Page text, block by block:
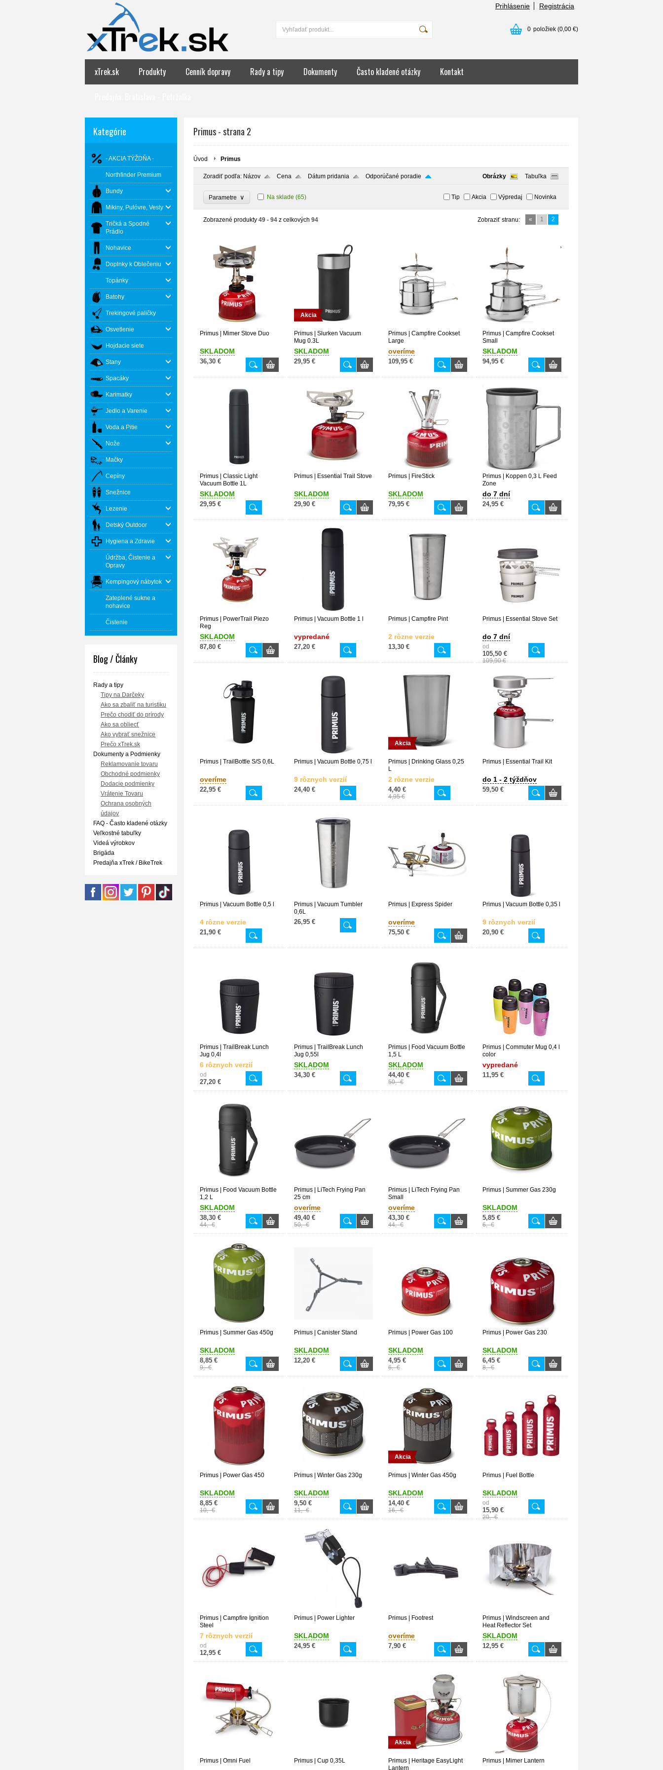
Prihlásenie Registrácia
0 položiek (0,00 €)
xTrek.sk Produkty Cenník dopravy Rady a tipy Dokumenty Často kladené otázky Kontakt
Kategórie
- AKCIA TÝŽDŇA -
Northfinder Premium
Bundy
Mikiny, Pulóvre, Vesty
Tričká a Spodné
Prádlo
Nohavice
Doplnky k Oblečeniu
Topánky
Batohy
Trekingové paličky
Osvetlenie
Hojdacie siete
Stany
Spacáky
Karimatky
Jedlo a Varenie
Voda a Pitie
Nože
Mačky
Cepíny
Snežnice
Lezenie
Detský Outdoor
Hygiena a Zdravie
Údržba, Čistenie a
Opravy
Kempingový nábytok
Zateplené sukne a
nohavice
Čistenie
Blog / Články
Rady a tipy
Tipy na Darčeky
Ako sa zbaliť na turistiku
Prečo chodiť do prírody
Ako sa obliecť
Ako vybrať snežnice
Prečo xTrek.sk
Dokumenty a Podmienky
Reklamovanie tovaru
Obchodné podmienky
Dodacie podmienky
Vrátenie Tovaru
Ochrana osobných
údajov
FAQ - Často kladené otázky
Veľkostné tabuľky
Videá výrobkov
Brigáda
Predajňa xTrek / BikeTrek
Primus - strana 2
Úvod Primus
Zoradiť podľa: Názov Cena Dátum pridania Odporúčané poradie Obrázky Tabuľka
Parametre ∨ Na sklade (65) Tip Akcia Výpredaj Novinka
Zobrazené produkty 49 - 94 z celkových 94 Zobraziť stranu: « 1 2
Primus | Mimer Stove Duo
SKLADOM
36,30 €
Akcia
Primus | Slurken Vacuum
Mug 0.3L
SKLADOM
29,95 €
Primus | Campfire Cookset
Large
overíme
109,95 €
Primus | Campfire Cookset
Small
SKLADOM
94,95 €
Primus | Classic Light
Vacuum Bottle 1L
SKLADOM
29,95 €
Primus | Essential Trail Stove
SKLADOM
29,90 €
Primus | FireStick
SKLADOM
79,95 €
Primus | Koppen 0,3 L Feed
Zone
do 7 dní
24,95 €
Primus | PowerTrail Piezo
Reg
SKLADOM
87,80 €
Primus | Vacuum Bottle 1 l
vypredané
27,20 €
Primus | Campfire Pint
2 rôzne verzie
13,30 €
Primus | Essential Stove Set
do 7 dní
od
105,50 €
109,90 €
Primus | TrailBottle S/S 0,6L
overíme
22,95 €
Primus | Vacuum Bottle 0,75 l
9 rôznych verzií
24,40 €
Akcia
Primus | Drinking Glass 0,25
L
2 rôzne verzie
4,40 €
4,95 €
Primus | Essential Trail Kit
do 1 - 2 týždňov
59,50 €
Primus | Vacuum Bottle 0,5 l
4 rôzne verzie
21,90 €
Primus | Vacuum Tumbler
0,6L
26,95 €
Primus | Express Spider
overíme
75,50 €
Primus | Vacuum Bottle 0,35 l
9 rôznych verzií
20,90 €
Primus | TrailBreak Lunch
Jug 0,4l
6 rôznych verzií
od
27,20 €
Primus | TrailBreak Lunch
Jug 0,55l
SKLADOM
34,30 €
Primus | Food Vacuum Bottle
1,5 L
SKLADOM
44,40 €
50,- €
Primus | Commuter Mug 0,4 l
color
vypredané
11,95 €
Primus | Food Vacuum Bottle
1,2 L
SKLADOM
38,30 €
44,- €
Primus | LiTech Frying Pan
25 cm
overíme
49,40 €
50,- €
Primus | LiTech Frying Pan
Small
overíme
43,30 €
44,- €
Primus | Summer Gas 230g
SKLADOM
5,85 €
6,- €
Primus | Summer Gas 450g
SKLADOM
8,85 €
9,- €
Primus | Canister Stand
SKLADOM
12,20 €
Primus | Power Gas 100
SKLADOM
4,95 €
6,- €
Primus | Power Gas 230
SKLADOM
6,45 €
8,- €
Primus | Power Gas 450
SKLADOM
8,85 €
10,- €
Primus | Winter Gas 230g
SKLADOM
9,50 €
11,- €
Akcia
Primus | Winter Gas 450g
SKLADOM
14,40 €
16,- €
Primus | Fuel Bottle
SKLADOM
od
15,90 €
20,- €
Primus | Campfire Ignition
Steel
7 rôznych verzií
od
12,95 €
Primus | Power Lighter
SKLADOM
24,95 €
Primus | Footrest
overíme
7,90 €
Primus | Windscreen and
Heat Reflector Set
SKLADOM
12,95 €
Primus | Omni Fuel Primus | Cup 0,35L
Akcia
Primus | Heritage EasyLight
Lantern
Primus | Mimer Lantern